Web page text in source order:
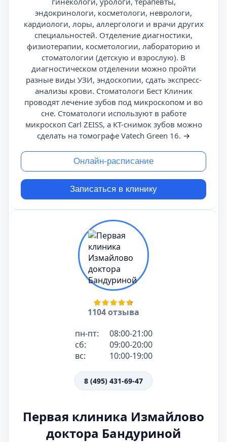
эндокринологи, косметологи, неврологи,
кардиологи, лоры, аллергологи и врачи других
специальностей. Отделение диагностики,
физиотерапии, косметологии, лабораторию и
стоматологии (детскую и взрослую). В
диагностическом отделении можно пройти
разные виды УЗИ, эндоскопии, сдать экспресс-
анализы крови. Стоматологи Бест Клиник
проводят лечение зубов под микроскопом и во
сне. Стоматологи используют в работе
микроскоп Carl ZEISS, а КТ-снимок зубов можно
сделать на томографе Vatech Green 16. →
Онлайн-расписание
Записаться в клинику
1104 отзыва
пн-пт:
08:00-21:00
сб:
09:00-20:00
вс:
10:00-19:00
8 (495) 431-69-47
Первая клиника Измайлово
доктора Бандуриной